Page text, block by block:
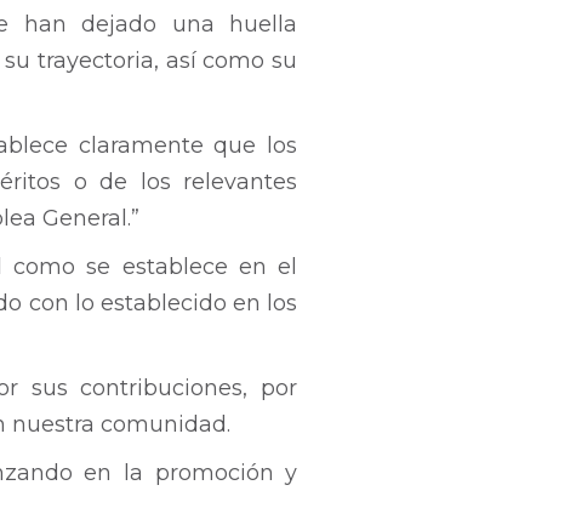
han dejado una huella
trayectoria, así como su
claramente que los
o de los relevantes
General.”
se establece en el
con lo establecido en los
sus contribuciones, por
nuestra comunidad.
en la promoción y